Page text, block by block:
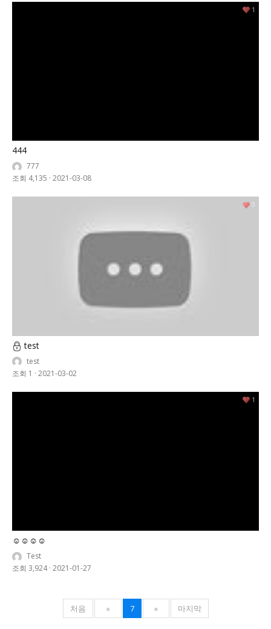
444
777
조회 4,135 · 2021-03-08
1
test
test
조회 1 · 2021-03-02
0
☺️☺️☺️☺️
Test
조회 3,924 · 2021-01-27
1
처음 « 7 » 마지막